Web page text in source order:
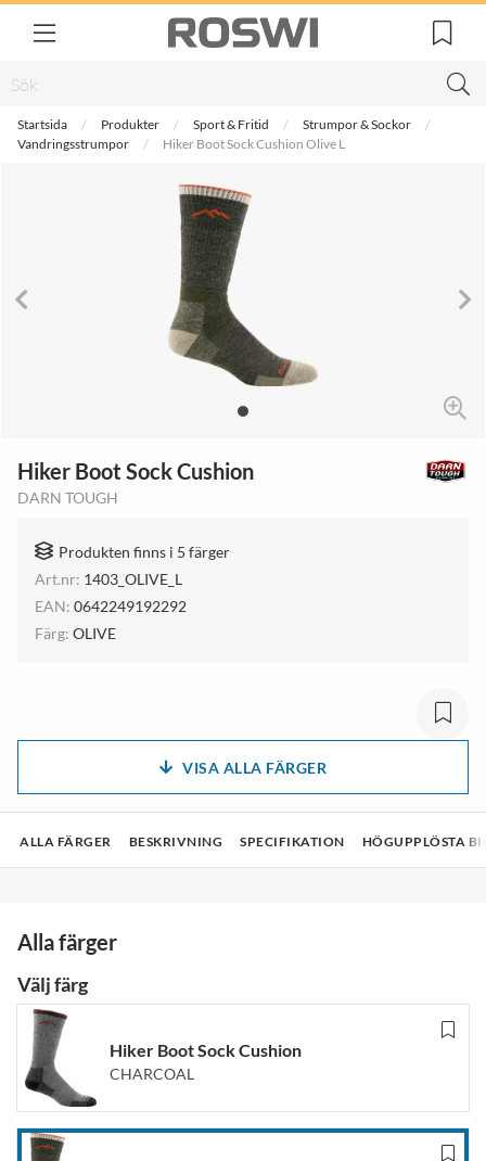
Startsida Produkter Sport & Fritid
Strumpor & Sockor
Vandringsstrumpor
Hiker Boot Sock Cushion Olive L
Hiker Boot Sock Cushion
DARN TOUGH
Produkten finns i 5 färger
Art.nr: 1403_OLIVE_L
EAN: 0642249192292
Färg: OLIVE
VISA ALLA FÄRGER
ALLA FÄRGER BESKRIVNING SPECIFIKATION HÖGUPPLÖSTA
Alla färger
Välj färg
Hiker Boot Sock Cushion
CHARCOAL